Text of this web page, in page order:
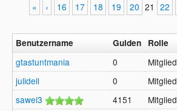
« ‹ 16 17 18 19 20 21 22
Benutzername Gulden Rolle
gtastuntmania 0 Mitglied
julidell
0 Mitglied
sawei3
4151 Mitglied